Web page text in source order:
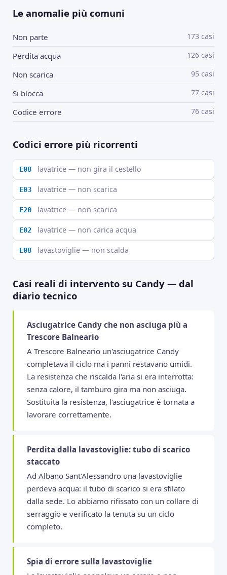
Le anomalie più comuni
Non parte 173 casi
Perdita acqua 126 casi
Non scarica 95 casi
Si blocca 77 casi
Codice errore 76 casi
Codici errore più ricorrenti
E08 lavatrice — non gira il cestello
E03 lavatrice — non scarica
E20 lavatrice — non scarica
E02 lavatrice — non carica acqua
E08 lavastoviglie — non scalda
Casi reali di intervento su Candy — dal
diario tecnico
Asciugatrice Candy che non asciuga più a
Trescore Balneario
A Trescore Balneario un'asciugatrice Candy
completava il ciclo ma i panni restavano umidi.
La resistenza che riscalda l'aria si era interrotta:
senza calore, il tamburo gira ma non asciuga.
Sostituita la resistenza, l'asciugatrice è tornata a
lavorare correttamente.
Perdita dalla lavastoviglie: tubo di scarico
staccato
Ad Albano Sant'Alessandro una lavastoviglie
perdeva acqua: il tubo di scarico si era sfilato
dalla sede. Lo abbiamo rifissato con un collare di
serraggio e verificato la tenuta su un ciclo
completo.
Spia di errore sulla lavastoviglie